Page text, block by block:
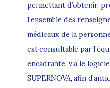
permettant d’obtenir,
l’ensemble des
médicaux de la
est consultable par
encadrante, via le
SUPERNOVA, afin